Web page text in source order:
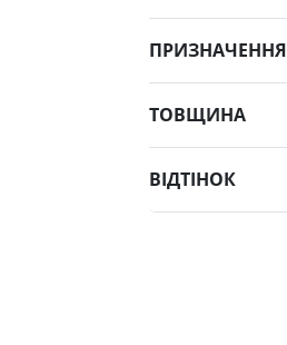
ПРИЗНАЧЕННЯ
ТОВЩИНА
ВІДТІНОК